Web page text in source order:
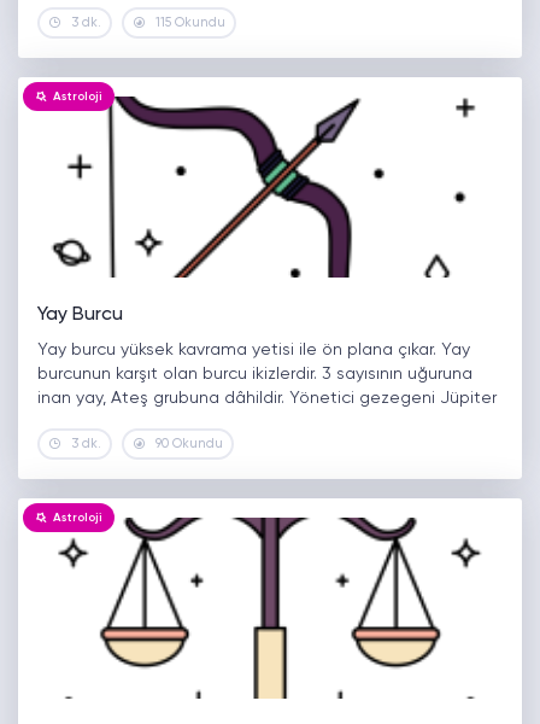
eğilimlere sahiptir. Esasından narin ve nazenin bir…
3 dk. 115 Okundu
Astroloji
Yay Burcu
Yay burcu yüksek kavrama yetisi ile ön plana çıkar. Yay
burcunun karşıt olan burcu ikizlerdir. 3 sayısının uğuruna
inan yay, Ateş grubuna dâhildir. Yönetici gezegeni Jüpiter
kendisi…
3 dk. 90 Okundu
Astroloji